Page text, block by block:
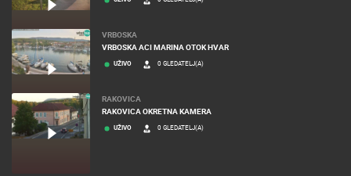
VRBOSKA
VRBOSKA ACI MARINA OTOK HVAR
UŽIVO 0 GLEDATELJ(A)
RAKOVICA
RAKOVICA OKRETNA KAMERA
UŽIVO 0 GLEDATELJ(A)